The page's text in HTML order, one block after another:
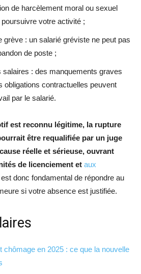
de harcèlement moral ou sexuel
votre activité ;
grève : un salarié gréviste ne peut pas
de poste ;
salaires : des manquements graves
obligations contractuelles peuvent
par le salarié.
est reconnu légitime, la rupture
être requalifiée par un juge
réelle et sérieuse, ouvrant
de licenciement et aux
est donc fondamental de répondre au
si votre absence est justifiée.
chômage en 2025 : ce que la nouvelle